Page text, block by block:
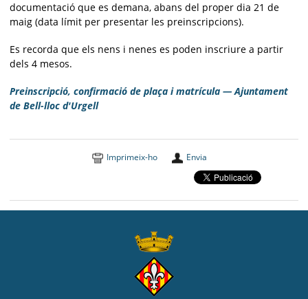
documentació que es demana, abans del proper dia 21 de
maig (data límit per presentar les preinscripcions).
Es recorda que els nens i nenes es poden inscriure a partir
dels 4 mesos.
Preinscripció, confirmació de plaça i matrícula — Ajuntament
de Bell-lloc d'Urgell
Imprimeix-ho Envia